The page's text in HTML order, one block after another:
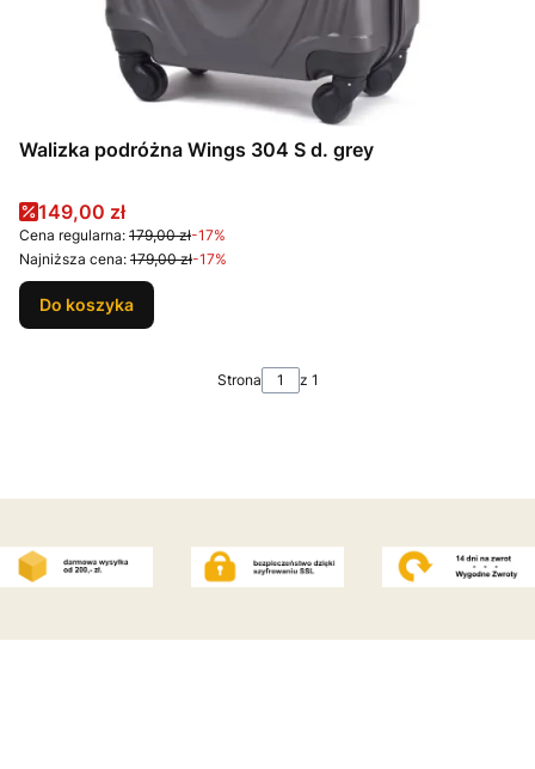
Walizka podróżna Wings 304 S d. grey
Cena promocyjna
149,00 zł
Cena regularna: 179,00 zł-17%
Najniższa cena: 179,00 zł-17%
Do koszyka
Strona z 1